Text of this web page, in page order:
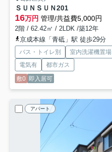
ＳＵＮＳＵＮ201
16万円 管理/共益費5,000円
2階 / 62.42㎡ / 2LDK /築12年
京成本線「青砥」駅 徒歩29分
バス・トイレ別 室内洗濯機置場
電気有
都市ガス
敷0 即入居可
アパート